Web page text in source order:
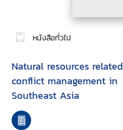
หนังสือทั่วไป
Natural resources related
conflict management in
Southeast Asia